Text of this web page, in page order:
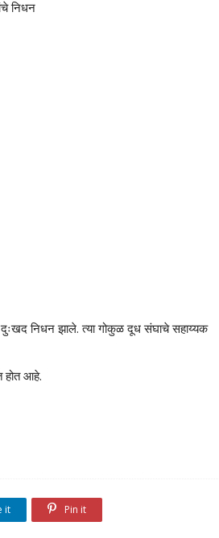
निधन
दुःखद निधन झाले. त्या गोकुळ दूध संघाचे सहाय्यक
होत आहे.
it Pin it